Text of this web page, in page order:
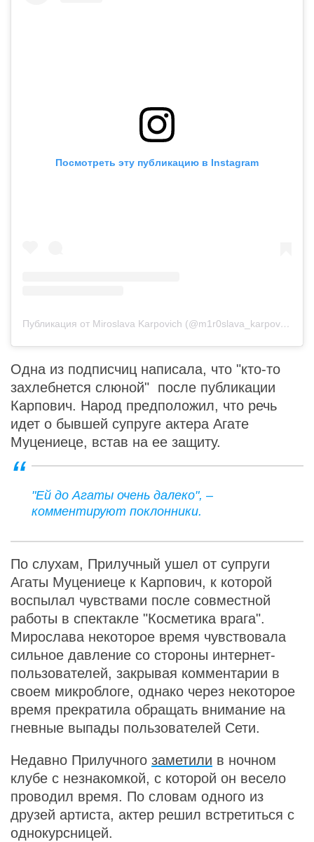
Посмотреть эту публикацию в Instagram
Публикация от Miroslava Karpovich (@m1r0slava_karpovich)
Одна из подписчиц написала, что "кто-то
захлебнется слюной" после публикации
Карпович. Народ предположил, что речь
идет о бывшей супруге актера Агате
Муцениеце, встав на ее защиту.
"Ей до Агаты очень далеко", –
комментируют поклонники.
По слухам, Прилучный ушел от супруги
Агаты Муцениеце к Карпович, к которой
воспылал чувствами после совместной
работы в спектакле "Косметика врага".
Мирослава некоторое время чувствовала
сильное давление со стороны интернет-
пользователей, закрывая комментарии в
своем микроблоге, однако через некоторое
время прекратила обращать внимание на
гневные выпады пользователей Сети.
Недавно Прилучного заметили в ночном
клубе с незнакомкой, с которой он весело
проводил время. По словам одного из
друзей артиста, актер решил встретиться с
однокурсницей.